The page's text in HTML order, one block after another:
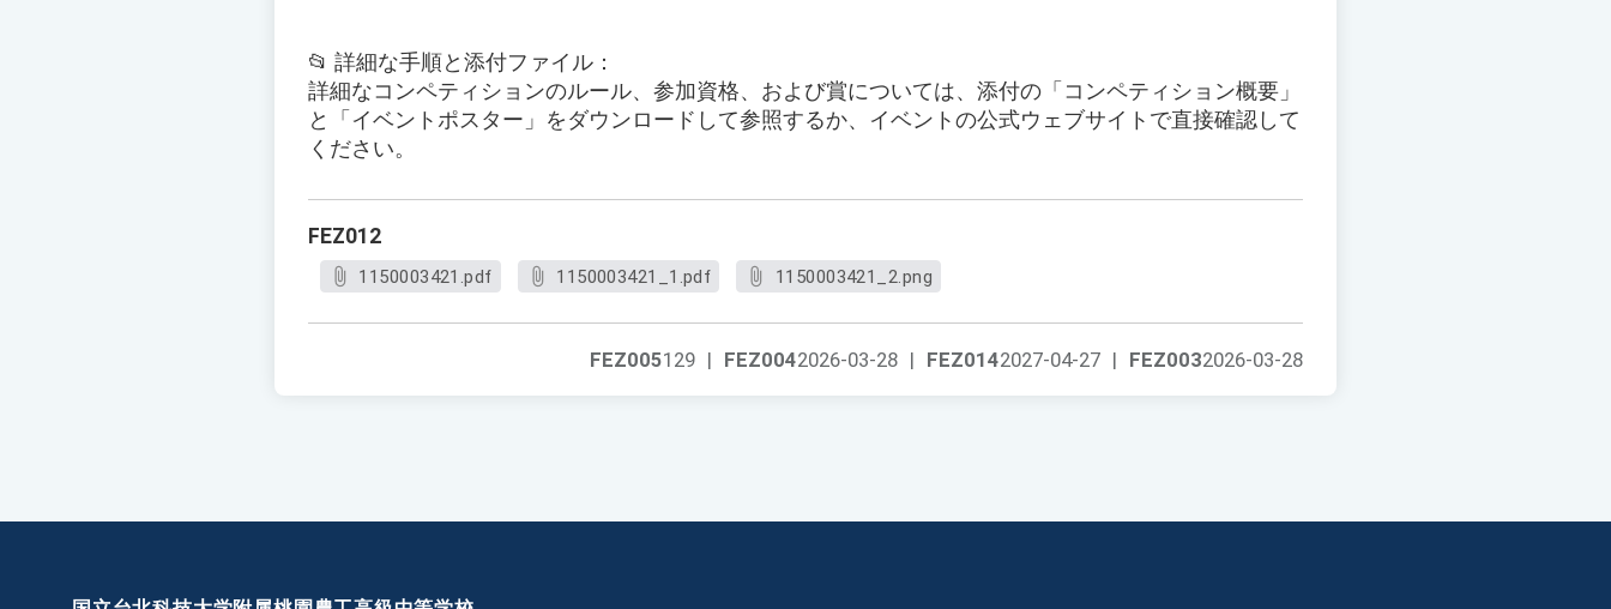
📂 詳細な手順と添付ファイル：
詳細なコンペティションのルール、参加資格、および賞については、添付の「コンペティション概要」
と「イベントポスター」をダウンロードして参照するか、イベントの公式ウェブサイトで直接確認して
ください。
FEZ012
1150003421.pdf 1150003421_1.pdf 1150003421_2.png
FEZ0032026-03-28
FEZ0142027-04-27 |
FEZ0042026-03-28 |
FEZ005129 |